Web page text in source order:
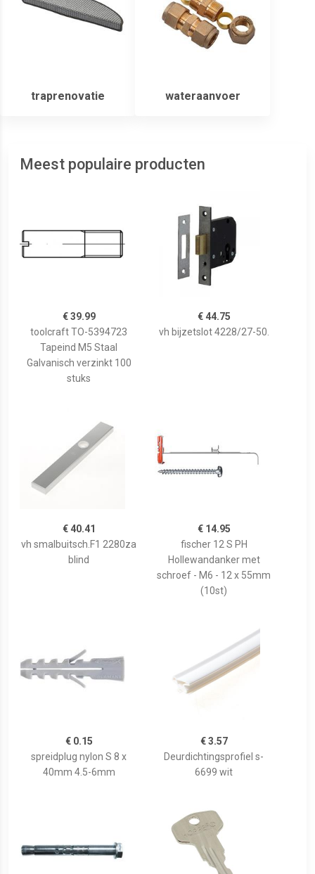
traprenovatie wateraanvoer
Meest populaire producten
€ 39.99
toolcraft TO-5394723
Tapeind M5 Staal
Galvanisch verzinkt 100
stuks
€ 44.75
vh bijzetslot 4228/27-50.
€ 40.41
vh smalbuitsch.F1 2280za
blind
€ 14.95
fischer 12 S PH
Hollewandanker met
schroef - M6 - 12 x 55mm
(10st)
€ 0.15
spreidplug nylon S 8 x
40mm 4.5-6mm
€ 3.57
Deurdichtingsprofiel s-
6699 wit